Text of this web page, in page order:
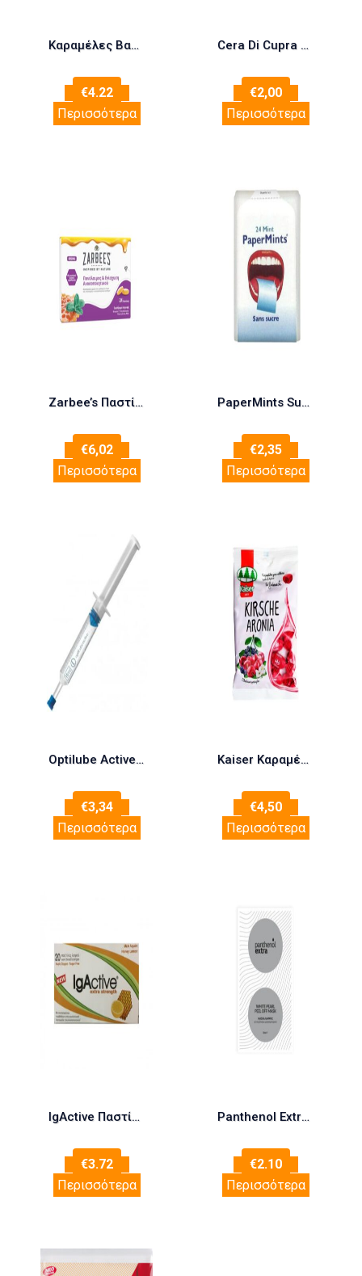
Καραμέλες Βαλεριάνα Με Ηρεμιστική Και Χαλαρωτική Δράση – Inoplus Valeriana – 50gr
€4.22
Περισσότερα
Cera Di Cupra Κρέμα Χεριών Με Κηρήθρα 75ml
€2,00
Περισσότερα
Zarbee’s Παστίλιες για τον Λαιμό & την Ενίσχυση Ανοσοποιητικού, 24 τεμάχια
€6,02
Περισσότερα
PaperMints Sugar-Free 24 τμχ
€2,35
Περισσότερα
Optilube Active Σύριγγα με Λιπαντικό Ζελέ Λιδοκαΐνης 11ml
€3,34
Περισσότερα
Kaiser Καραμέλες Για Το Βήχα Με Κεράσι & Αρώνια 90gr
€4,50
Περισσότερα
IgActive Παστίλιες Λαιμού Μέλι & Λεμόνι Extra Strength Sugar Free 20 Τεμάχια
€3.72
Περισσότερα
Panthenol Extra White Pearl Peel Off Mask 10ml (Μάσκα Λάμψης με Εκχύλισμα Μαργαριταριού)
€2.10
Περισσότερα